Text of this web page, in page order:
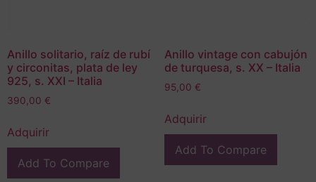
Anillo solitario, raíz de rubí
y circonitas, plata de ley
925, s. XXI – Italia
390,00 €
Adquirir
Add To Compare
Anillo vintage con cabujón
de turquesa, s. XX – Italia
95,00 €
Adquirir
Add To Compare